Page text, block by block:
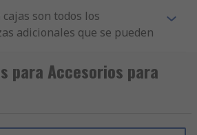
son todos los
adicionales que se pueden
para albergar y proteger
equipos, por lo general
permiten ajustar y
para Accesorios para